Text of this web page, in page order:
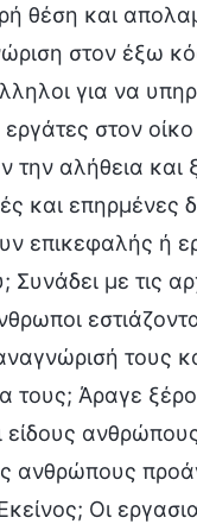
θέση και
στον έξω
για να
στον
την αλήθεια και
και επηρμένες
επικεφαλής ή
Συνάδει με τις
τους
τους; Άραγε
είδους
ανθρώπους
Οι